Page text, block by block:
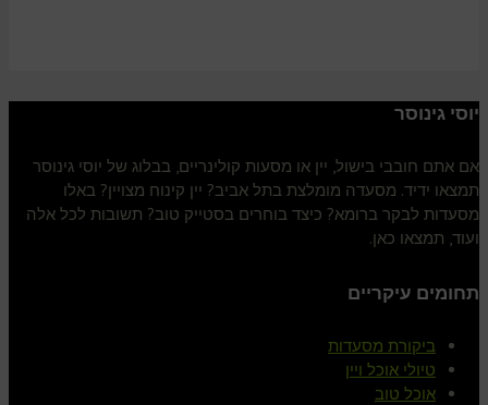
יוסי גינוסר
אם אתם חובבי בישול, יין או מסעות קולינריים, בבלוג של יוסי גינוסר
תמצאו ידיד. מסעדה מומלצת בתל אביב? יין קינוח מצויין? באלו
מסעדות לבקר ברומא? כיצד בוחרים בסטייק טוב? תשובות לכל אלה
ועוד, תמצאו כאן.
תחומים עיקריים
ביקורת מסעדות
טיולי אוכל ויין
אוכל טוב